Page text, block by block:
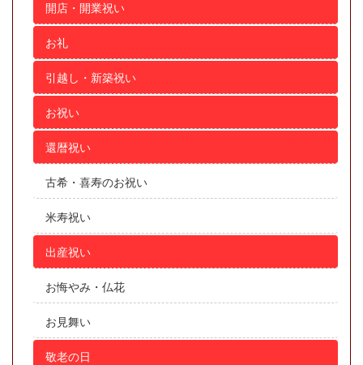
開店・開業祝い
お礼
引越し・新築祝い
お祝い
還暦祝い
古希・喜寿のお祝い
米寿祝い
出産祝い
お悔やみ・仏花
お見舞い
敬老の日